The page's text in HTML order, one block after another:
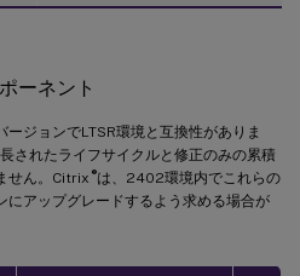
ーネント
ジョンでLTSR環境と互換性がありま
されたライフサイクルと修正のみの累積
せん。Citrix ®は、2402環境内でこれらの
にアップグレードするよう求める場合が